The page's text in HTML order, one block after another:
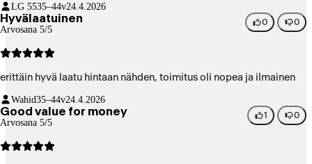
LG 5535–44v24.4.2026
Hyvälaatuinen
Arvosana 5/5
0 0
erittäin hyvä laatu hintaan nähden, toimitus oli nopea ja ilmainen
Wahid35–44v24.4.2026
Good value for money
Arvosana 5/5
1 0